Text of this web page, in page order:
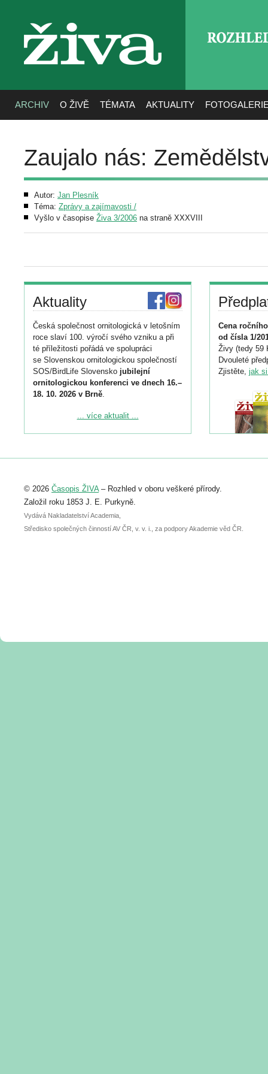
živa
ARCHIV O ŽIVĚ TÉMATA AKTUALITY
Zaujalo nás:
Autor: Jan Plesník
Téma: Zprávy a zajímavosti /
Vyšlo v časopise Živa 3/2006 na straně XXXVIII
Aktuality
Česká společnost ornitologická v letošním
roce slaví 100. výročí svého vzniku a při
té příležitosti pořádá ve spolupráci
se Slovenskou ornitologickou společností
SOS/BirdLife Slovensko jubilejní
ornitologickou konferenci ve dnech 16.–
18. 10. 2026 v Brně.
Podrobnější informace ke konferenci
Registrovat se můžete do 6. září.
abstraktu přihlášené přednášky nebo
posteru je už 30. června.
... více aktualit ...
Cena
od čísla 1/
Živy (tedy 59
Dvouleté
Zjistěte, jak
© 2026 Časopis ŽIVA– Rozhled v oboru veškeré přírody.
Založil roku 1853 J. E. Purkyně.
Vydává Nakladatelství Academia,
Středisko společných činností AV ČR, v. v. i., za podpory Akademie věd ČR.